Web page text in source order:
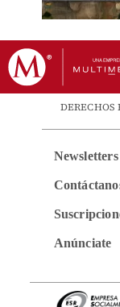
DERECHOS
Newsletters
Anúnciate